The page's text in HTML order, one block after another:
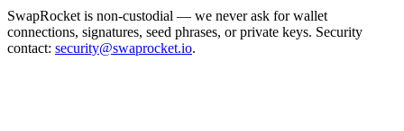
SwapRocket is non-custodial — we never ask for wallet
connections, signatures, seed phrases, or private keys. Security
contact: security@swaprocket.io.